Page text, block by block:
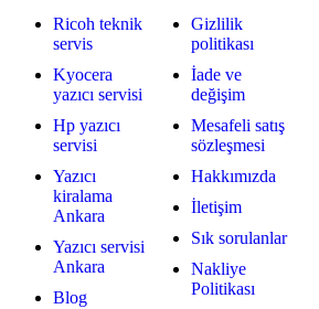
Ricoh teknik
servis
Kyocera
yazıcı servisi
Hp yazıcı
servisi
Yazıcı
kiralama
Ankara
Yazıcı servisi
Ankara
Blog
Gizlilik
politikası
İade ve
değişim
Mesafeli satış
sözleşmesi
Hakkımızda
İletişim
Sık sorulanlar
Nakliye
Politikası